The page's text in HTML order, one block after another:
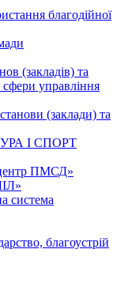
благодійної
(закладів) та
управління
(заклади) та
І СПОРТ
ПМСД»
система
благоустрій